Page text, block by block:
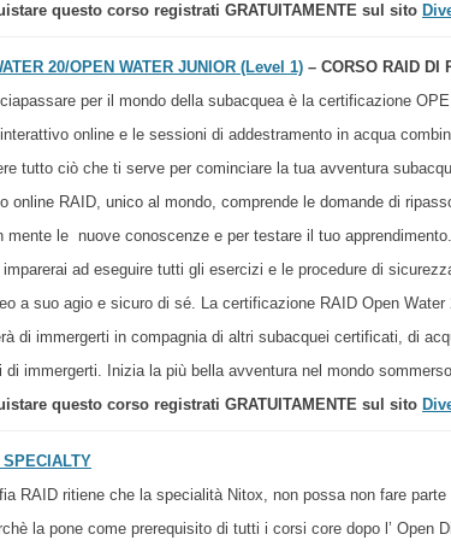
questo corso registrati GRATUITAMENTE sul sito
20/OPEN WATER JUNIOR (Level 1) – CORSO RAID DI
per il mondo della subacquea è la certificazione
online e le sessioni di addestramento in acqua
tutto ciò che ti serve per cominciare la tua avventura
online RAID, unico al mondo, comprende le domande di
mente le nuove conoscenze e per testare il tuo
ad eseguire tutti gli esercizi e le procedure di
a suo agio e sicuro di sé. La certificazione RAID Open
di immergerti in compagnia di altri subacquei certificati, di
di immergerti. Inizia la più bella avventura nel mondo
questo corso registrati GRATUITAMENTE sul sito
SPECIALTY
RAID ritiene che la specialità Nitox, non possa non fare
la pone come prerequisito di tutti i corsi core dopo l’ Open